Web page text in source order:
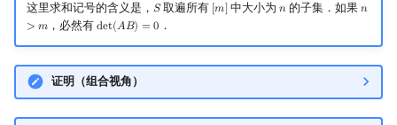
这里求和记号的含义是， 𝑆
S取遍所有 [𝑚]
[m] 中大小为𝑛
n的子集．如果 𝑛
> 𝑚
n>
，必然有det(𝐴𝐵) = 0
det(AB)= 0 ．
证明（组合视角）